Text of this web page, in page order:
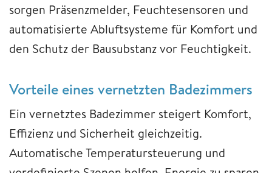
sorgen Präsenzmelder, Feuchtesensoren und
automatisierte Abluftsysteme für Komfort und
den Schutz der Bausubstanz vor Feuchtigkeit.
Vorteile eines vernetzten Badezimmers
Ein vernetztes Badezimmer steigert Komfort,
Effizienz und Sicherheit gleichzeitig.
Automatische Temperatursteuerung und